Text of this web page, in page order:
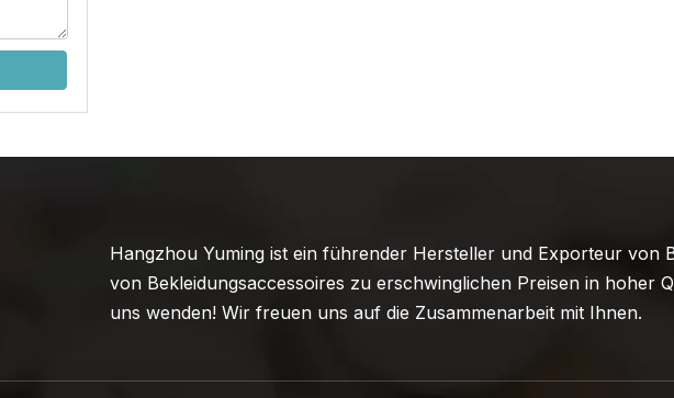
Hangzhou Yuming ist ein führender Hersteller und Exporteur von
von Bekleidungsaccessoires zu erschwinglichen Preisen in hoher
uns wenden! Wir freuen uns auf die Zusammenarbeit mit Ihnen.